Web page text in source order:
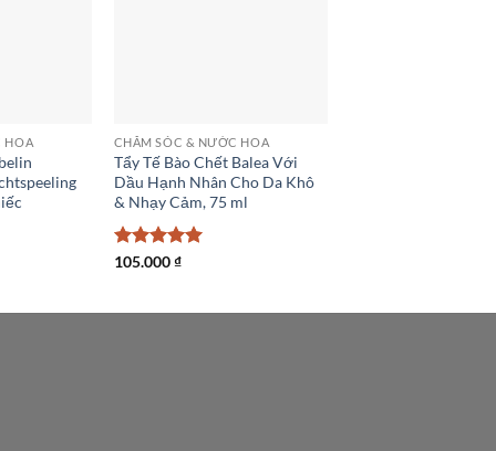
HOA CHĂM SÓC & NƯỚC HOA
Tẩy Tế Bào Chết Balea Với
Dầu Hạnh Nhân Cho Da Khô
& Nhạy Cảm, 75 ml
Được xếp
105.000₫